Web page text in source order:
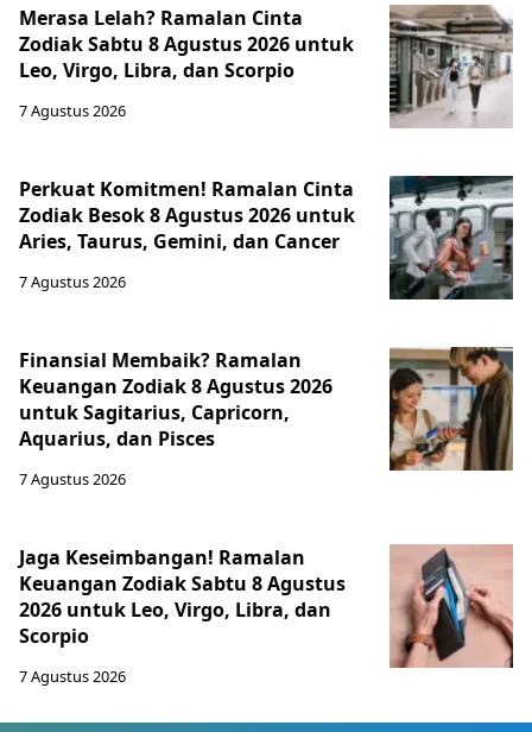
Merasa Lelah? Ramalan Cinta
Zodiak Sabtu 8 Agustus 2026 untuk
Leo, Virgo, Libra, dan Scorpio
7 Agustus 2026
Perkuat Komitmen! Ramalan Cinta
Zodiak Besok 8 Agustus 2026 untuk
Aries, Taurus, Gemini, dan Cancer
7 Agustus 2026
Finansial Membaik? Ramalan
Keuangan Zodiak 8 Agustus 2026
untuk Sagitarius, Capricorn,
Aquarius, dan Pisces
7 Agustus 2026
Jaga Keseimbangan! Ramalan
Keuangan Zodiak Sabtu 8 Agustus
2026 untuk Leo, Virgo, Libra, dan
Scorpio
7 Agustus 2026